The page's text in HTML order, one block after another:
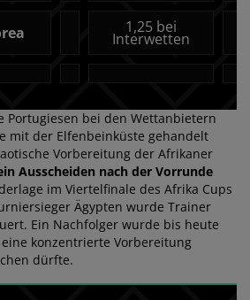
1,25 bei
Interwetten
Portugiesen bei den Wettanbietern
mit der Elfenbeinküste gehandelt
Vorbereitung der Afrikaner
Ausscheiden nach der Vorrunde
im Viertelfinale des Afrika Cups
Ägypten wurde Trainer
Ein Nachfolger wurde bis heute
konzentrierte Vorbereitung
dürfte.